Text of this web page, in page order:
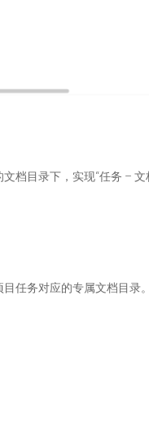
目录下，实现“任务 – 文
任务对应的专属文档目录。